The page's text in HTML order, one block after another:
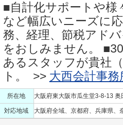
■自計化サポートや様
など幅広いニーズに
務、経理、節税アド
をおしみません。
あるスタッフが貴社
ト。 >> 大西会計事
所在地 大阪府東大阪市瓜生堂3-8-13 奥
対応地域 大阪府全域、京都府、兵庫県、